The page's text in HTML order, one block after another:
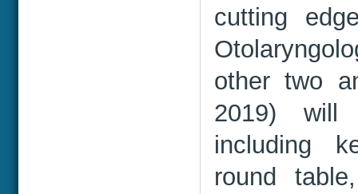
cutting
other two
2019) will
including
round